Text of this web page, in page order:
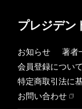
プレジデン
お知らせ 著者
会員登録について
特定商取引法に
お問い合わせ